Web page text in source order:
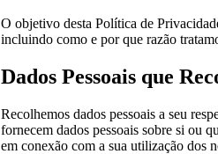
O objetivo desta Política de
incluindo como e por que razão
Dados Pessoais que
Recolhemos dados pessoais a seu
fornecem dados pessoais sobre si ou
em conexão com a sua utilização dos